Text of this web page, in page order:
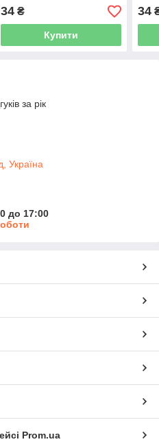
34₴
Купити
34
за рік
Україна
до 17:00
Prom.ua